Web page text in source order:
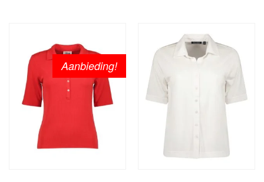
Aanbieding!